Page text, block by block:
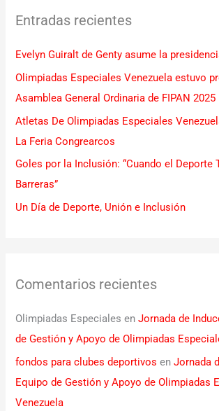
a
p
o
r
:
Entradas recientes
Evelyn Guiralt de Genty asume la
Olimpiadas Especiales Venezuela estuvo
Asamblea General Ordinaria de FIPAN 2025
Atletas De Olimpiadas Especiales
La Feria Congrearcos
Goles por la Inclusión: “Cuando el Deporte
Barreras”
Un Día de Deporte, Unión e Inclusión
Comentarios recientes
Olimpiadas Especiales enJornada de
de Gestión y Apoyo de Olimpiadas
fondos para clubes deportivos enJornada
Equipo de Gestión y Apoyo de Olimpiadas
Venezuela